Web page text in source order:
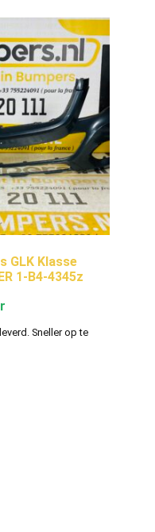
GLK Klasse
1-B4-4345z
Sneller op te